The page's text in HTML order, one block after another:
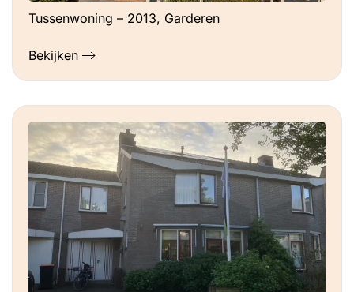
Tussenwoning – 2013, Garderen
Bekijken